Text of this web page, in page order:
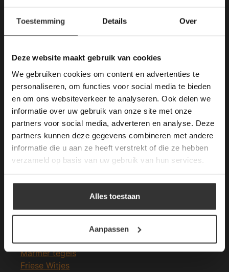
Toestemming Details Over
Deze website maakt gebruik van cookies
We gebruiken cookies om content en advertenties te
personaliseren, om functies voor social media te bieden
en om ons websiteverkeer te analyseren. Ook delen we
informatie over uw gebruik van onze site met onze
partners voor social media, adverteren en analyse. Deze
partners kunnen deze gegevens combineren met andere
informatie die u aan ze heeft verstrekt of die ze hebben
verzameld op basis van uw gebruik van hun services.
Alles toestaan
Aanpassen
Merken Keramiek Terrastegels
Merken Glasmozaïek
Natuursteen vloeren
Terrastegels
Leisteen terrastegels
Marmer vloer
Marmer tegels
Friese Witjes
Deze website maakt
gebruik van cookies.
This Cookie Banner was deleted and is no
longer working. Please contact the website
administrator.
Deze website gebruikt cookies om de
gebruikerservaring te verbeteren. Door
gebruik te maken van onze website geeft u
toestemming voor alle cookies in
overeenstemming met ons cookiebeleid.Lees
verder
ALLES ACCEPTEREN
ALLES AFWIJZEN
DETAILS WEERGEVEN